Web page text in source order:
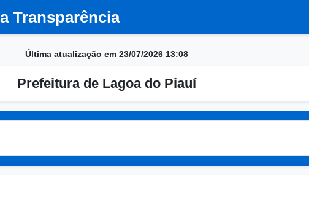
Transparência
Última atualização em 23/07/2026 13:08
Prefeitura de Lagoa do Piauí